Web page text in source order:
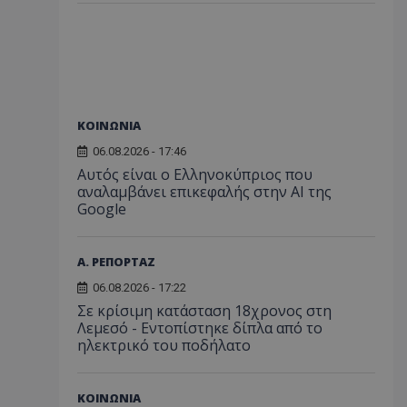
ΚΟΙΝΩΝΙΑ
06.08.2026 - 17:46
Αυτός είναι ο Ελληνοκύπριος που
αναλαμβάνει επικεφαλής στην ΑΙ της
Google
Α. ΡΕΠΟΡΤΑΖ
06.08.2026 - 17:22
Σε κρίσιμη κατάσταση 18χρονος στη
Λεμεσό - Εντοπίστηκε δίπλα από το
ηλεκτρικό του ποδήλατο
ΚΟΙΝΩΝΙΑ